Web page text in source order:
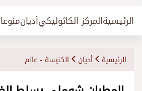
الرئيسيةالمركز الكاثوليكيأديان
الرئيسية أديان الكنيسة - عالم